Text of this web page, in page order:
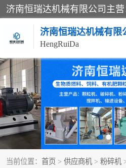
济南恒瑞达机械有限
HengRuiDa
当前位置： 首页 > 供应商机 > 粉碎机
颗粒机
平模颗粒机
秸秆颗粒机
燃料颗粒机